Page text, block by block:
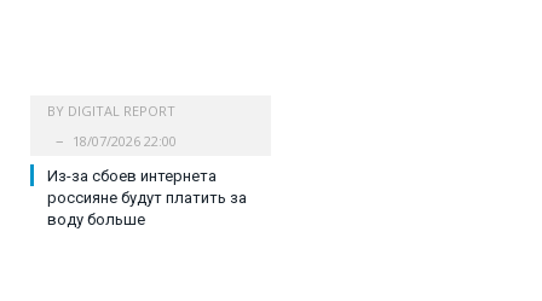
BY DIGITAL REPORT
18/07/2026 22:00
Из-за сбоев интернета
россияне будут платить за
воду больше